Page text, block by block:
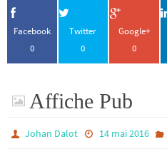
Facebook
0
Twitter
0
Google+
0
Affiche Pub
Johan Dalot 14 mai 2016